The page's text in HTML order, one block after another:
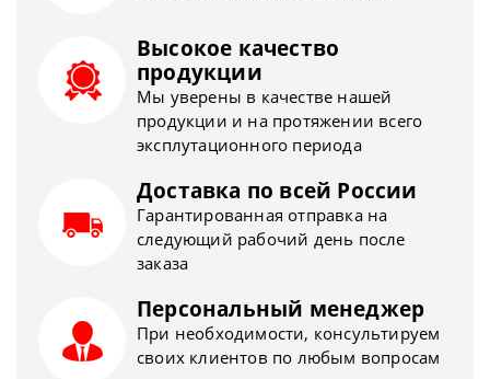
Высокое качество
продукции
Мы уверены в качестве нашей
продукции и на протяжении всего
эксплутационного периода
Доставка по всей России
Гарантированная отправка на
следующий рабочий день после
заказа
Персональный менеджер
При необходимости, консультируем
своих клиентов по любым вопросам